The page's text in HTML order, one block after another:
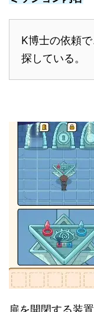
K博士の依頼
探している。
扉を開閉する装置